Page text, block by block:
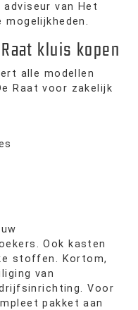
van Het
mogelijkheden.
kluis kopen
alle modellen
Raat voor zakelijk
Ook kasten
stoffen. Kortom,
van
Voor
pakket aan